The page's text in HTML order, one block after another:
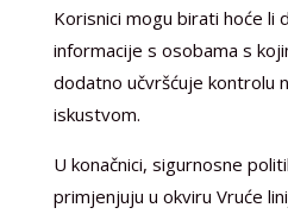
Korisnici mogu birati hoće li
informacije s osobama s
dodatno učvršćuje kontrolu
iskustvom.
U konačnici, sigurnosne
primjenjuju u okviru Vruće